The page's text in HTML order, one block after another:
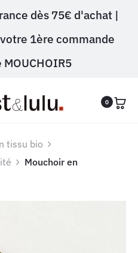
dès 75€ d'achat |
1ère commande
0
tissu bio
Mouchoir en